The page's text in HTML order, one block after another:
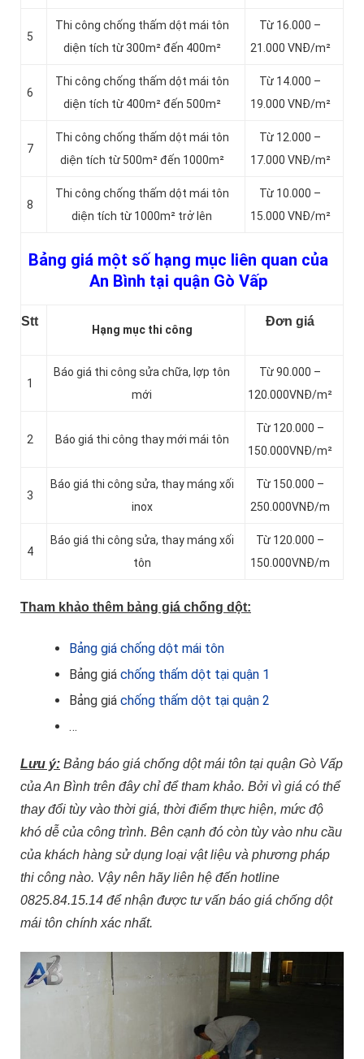
5
Thi công chống thấm dột mái tôn
diện tích từ 300m² đến 400m²
Từ 16.000 –
21.000 VNĐ/m²
6
Thi công chống thấm dột mái tôn
diện tích từ 400m² đến 500m²
Từ 14.000 –
19.000 VNĐ/m²
7
Thi công chống thấm dột mái tôn
diện tích từ 500m² đến 1000m²
Từ 12.000 –
17.000 VNĐ/m²
8
Thi công chống thấm dột mái tôn
diện tích từ 1000m² trở lên
Từ 10.000 –
15.000 VNĐ/m²
Bảng giá một số hạng mục liên quan của
An Bình tại quận Gò Vấp
Stt
Hạng mục thi công
Đơn giá
1
Báo giá thi công sửa chữa, lợp tôn
mới
Từ 90.000 –
120.000VNĐ/m²
2 Báo giá thi công thay mới mái tôn
Từ 120.000 –
150.000VNĐ/m²
3
Báo giá thi công sửa, thay máng xối
inox
Từ 150.000 –
250.000VNĐ/m
4
Báo giá thi công sửa, thay máng xối
tôn
Từ 120.000 –
150.000VNĐ/m
Tham khảo thêm bảng giá chống dột:
Bảng giá chống dột mái tôn
Bảng giá chống thấm dột tại quận 1
Bảng giá chống thấm dột tại quận 2
…
Lưu ý: Bảng báo giá chống dột mái tôn tại quận Gò Vấp
của An Bình trên đây chỉ để tham khảo. Bởi vì giá có thể
thay đổi tùy vào thời giá, thời điểm thực hiện, mức độ
khó dễ của công trình. Bên cạnh đó còn tùy vào nhu cầu
của khách hàng sử dụng loại vật liệu và phương pháp
thi công nào. Vậy nên hãy liên hệ đến hotline
0825.84.15.14 để nhận được tư vấn báo giá chống dột
mái tôn chính xác nhất.